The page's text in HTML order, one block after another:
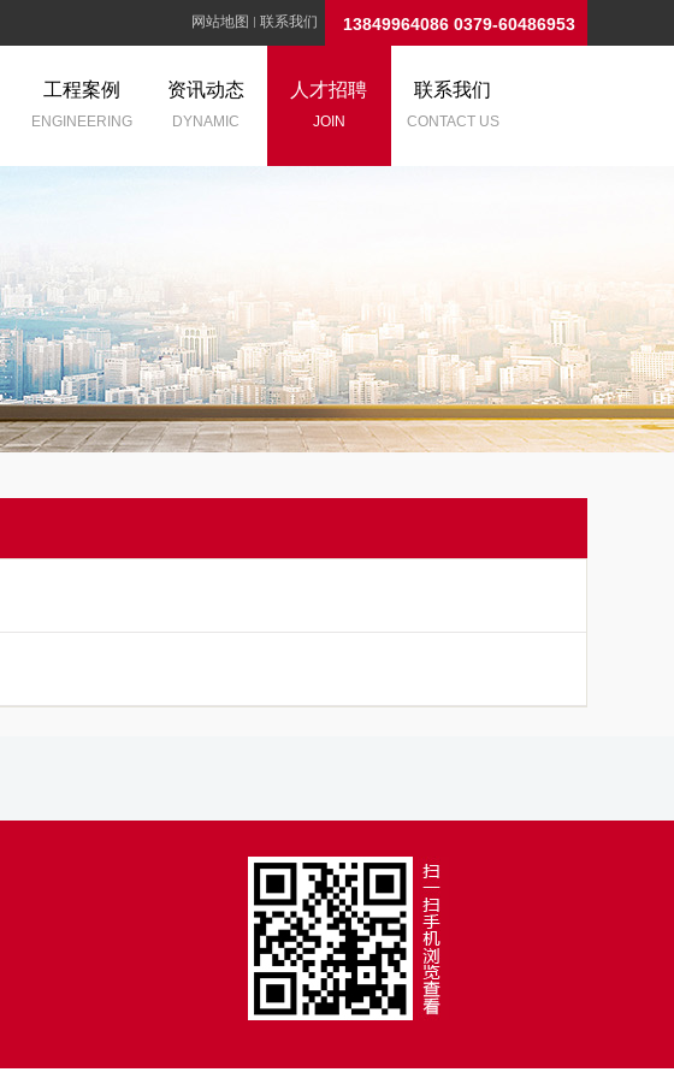
网站地图 联系我们 13849964086 0379-60486953
工程案例
ENGINEERING
资讯动态
DYNAMIC
人才招聘
JOIN
联系我们
CONTACT US